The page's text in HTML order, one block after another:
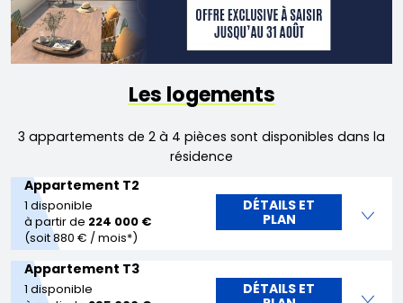
Les logements
3 appartements de 2 à 4 pièces sont disponibles dans la
résidence
Appartement T2
1 disponible
à partir de 224 000 €
(soit 880 € / mois*)
DÉTAILS ET
PLAN
Appartement T3
1 disponible
DÉTAILS ET